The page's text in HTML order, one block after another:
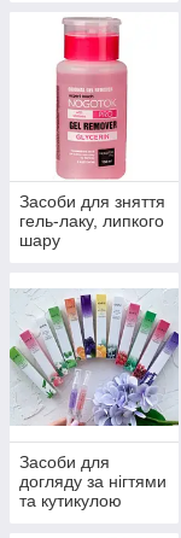
Засоби для зняття
гель-лаку, липкого
шару
Засоби для
догляду за нігтями
та кутикулою